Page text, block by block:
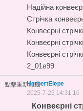
Надійна
Стрічка
Конвеєрні
Конвеєрні
Конвеєрні
2_01e99
點擊重新加載HerbertElepe
2025-7-25 14:31:16
Конвеєрні